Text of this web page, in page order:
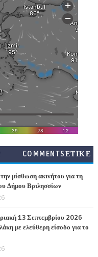
COMMENTSΕΤΙΚΕ
μίσθωση ακινήτου για τη
Δήμου Βριλησσίων
13 Σεπτεμβρίου 2026
με ελεύθερη είσοδο για το